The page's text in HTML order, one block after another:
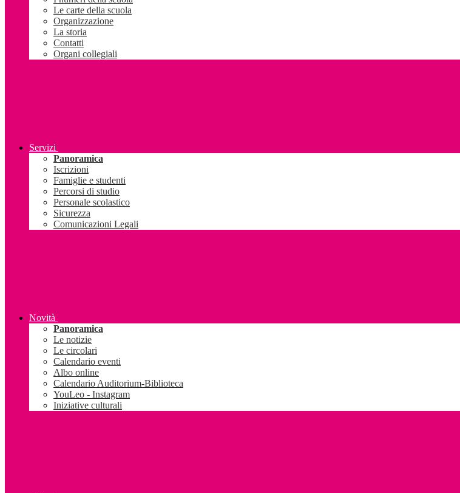
Le carte della scuola
Organizzazione
La storia
Contatti
Organi collegiali
Servizi
Panoramica
Iscrizioni
Famiglie e studenti
Percorsi di studio
Personale scolastico
Sicurezza
Comunicazioni Legali
Novità
Panoramica
Le notizie
Le circolari
Calendario eventi
Albo online
Calendario Auditorium-Biblioteca
YouLeo - Instagram
Iniziative culturali